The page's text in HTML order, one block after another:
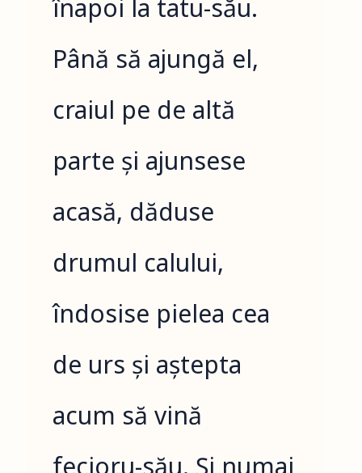
înapoi la tatu-său.
Până să ajungă el,
craiul pe de altă
parte și ajunsese
acasă, dăduse
drumul calului,
îndosise pielea cea
de urs și aștepta
acum să vină
fecioru-său. Și numai